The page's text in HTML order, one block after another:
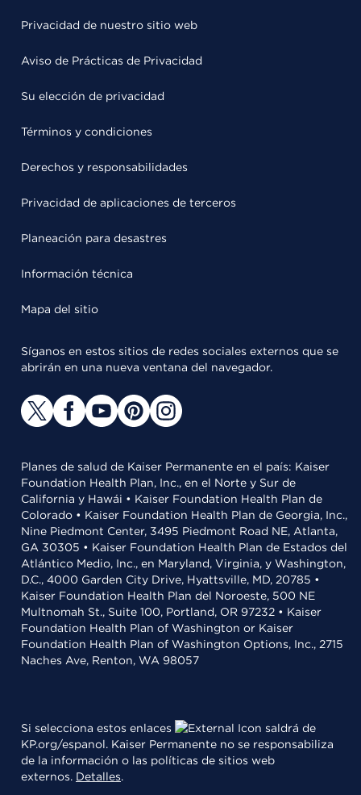
Privacidad de nuestro sitio web
Aviso de Prácticas de Privacidad
Su elección de privacidad
Términos y condiciones
Derechos y responsabilidades
Privacidad de aplicaciones de terceros
Planeación para desastres
Información técnica
Mapa del sitio
Síganos en estos sitios de redes sociales externos que se
abrirán en una nueva ventana del navegador.
Planes de salud de Kaiser Permanente en el país: Kaiser
Foundation Health Plan, Inc., en el Norte y Sur de
California y Hawái • Kaiser Foundation Health Plan de
Colorado • Kaiser Foundation Health Plan de Georgia, Inc.,
Nine Piedmont Center, 3495 Piedmont Road NE, Atlanta,
GA 30305 • Kaiser Foundation Health Plan de Estados del
Atlántico Medio, Inc., en Maryland, Virginia, y Washington,
D.C., 4000 Garden City Drive, Hyattsville, MD, 20785 •
Kaiser Foundation Health Plan del Noroeste, 500 NE
Multnomah St., Suite 100, Portland, OR 97232 • Kaiser
Foundation Health Plan of Washington or Kaiser
Foundation Health Plan of Washington Options, Inc., 2715
Naches Ave, Renton, WA 98057
Si selecciona estos enlaces
saldrá de
KP.org/espanol. Kaiser Permanente no se responsabiliza
de la información o las políticas de sitios web
externos. Detalles.